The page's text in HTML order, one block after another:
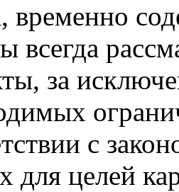
временно
всегда
за
с
для целей